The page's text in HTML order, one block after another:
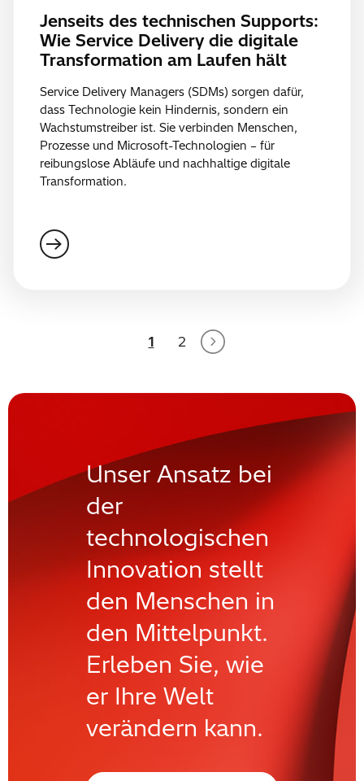
Jenseits des technischen Supports:
Wie Service Delivery die digitale
Transformation am Laufen hält
Service Delivery Managers (SDMs) sorgen dafür,
dass Technologie kein Hindernis, sondern ein
Wachstumstreiber ist. Sie verbinden Menschen,
Prozesse und Microsoft-Technologien – für
reibungslose Abläufe und nachhaltige digitale
Transformation.
1 2
Unser Ansatz bei
der
technologischen
Innovation stellt
den Menschen in
den Mittelpunkt.
Erleben Sie, wie
er Ihre Welt
verändern kann.